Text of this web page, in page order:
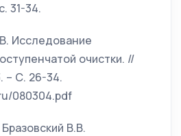
31-34.
Исследование
очистки. //
– С. 26-34.
080304.pdf
В.В.